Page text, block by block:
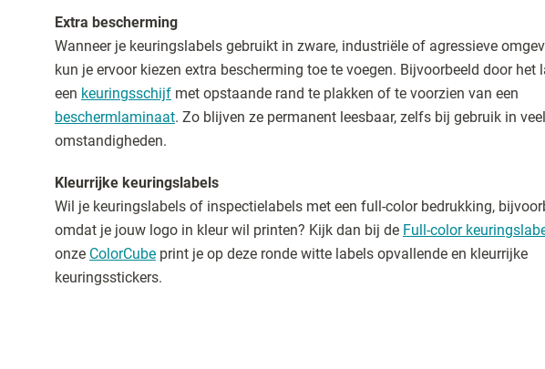
Extra bescherming
Wanneer je keuringslabels gebruikt in zware, industriële of agressieve
kun je ervoor kiezen extra bescherming toe te voegen. Bijvoorbeeld door het
een keuringsschijf met opstaande rand te plakken of te voorzien van een
beschermlaminaat. Zo blijven ze permanent leesbaar, zelfs bij gebruik in
omstandigheden.
Kleurrijke keuringslabels
Wil je keuringslabels of inspectielabels met een full-color bedrukking,
omdat je jouw logo in kleur wil printen? Kijk dan bij de Full-color
onze ColorCube print je op deze ronde witte labels opvallende en kleurrijke
keuringsstickers.